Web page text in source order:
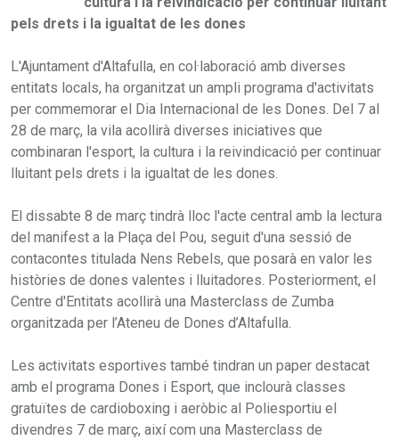
pels drets i la igualtat de les dones
L'Ajuntament d'Altafulla, en col·laboració amb diverses
entitats locals, ha organitzat un ampli programa d'activitats
per commemorar el Dia Internacional de les Dones. Del 7 al
28 de març, la vila acollirà diverses iniciatives que
combinaran l'esport, la cultura i la reivindicació per continuar
lluitant pels drets i la igualtat de les dones.
El dissabte 8 de març tindrà lloc l'acte central amb la lectura
del manifest a la Plaça del Pou, seguit d'una sessió de
contacontes titulada Nens Rebels, que posarà en valor les
històries de dones valentes i lluitadores. Posteriorment, el
Centre d'Entitats acollirà una Masterclass de Zumba
organitzada per l’Ateneu de Dones d’Altafulla.
Les activitats esportives també tindran un paper destacat
amb el programa Dones i Esport, que inclourà classes
gratuïtes de cardioboxing i aeròbic al Poliesportiu el
divendres 7 de març, així com una Masterclass de